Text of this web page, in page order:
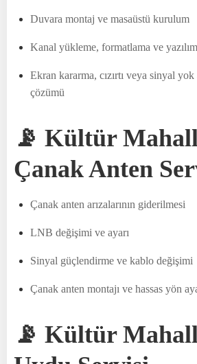
Duvara montaj ve masaüstü kurulum
Kanal yükleme, formatlama ve
Ekran kararma, cızırtı veya sinyal yok
çözümü
📡 Kültür
Çanak Anten
Çanak anten arızalarının giderilmesi
LNB değişimi ve ayarı
Sinyal güçlendirme ve kablo değişimi
Çanak anten montajı ve hassas yön
📡 Kültür